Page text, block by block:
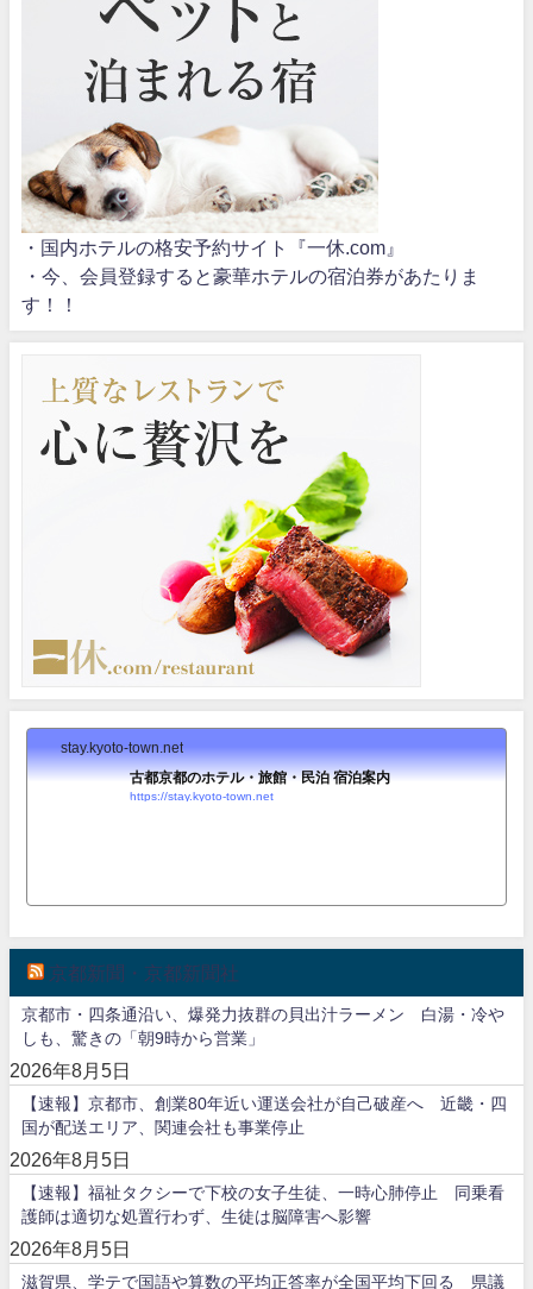
・国内ホテルの格安予約サイト『一休.com』
・今、会員登録すると豪華ホテルの宿泊券があたりま
す！！
stay.kyoto-town.net
古都京都のホテル・旅館・民泊 宿泊案内
https://stay.kyoto-town.net
京都新聞・京都新聞社
京都市・四条通沿い、爆発力抜群の貝出汁ラーメン 白湯・冷や
しも、驚きの「朝9時から営業」
2026年8月5日
【速報】京都市、創業80年近い運送会社が自己破産へ 近畿・四
国が配送エリア、関連会社も事業停止
2026年8月5日
【速報】福祉タクシーで下校の女子生徒、一時心肺停止 同乗看
護師は適切な処置行わず、生徒は脳障害へ影響
2026年8月5日
滋賀県、学テで国語や算数の平均正答率が全国平均下回る 県議